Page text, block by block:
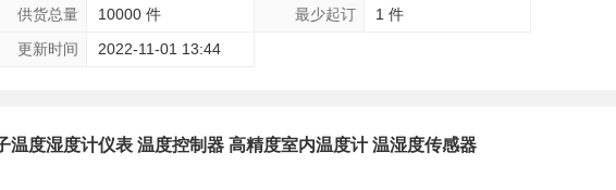
供货总量 10000 件 最少起订
1 件
更新时间
2022-11-01 13:44
温度湿度计仪表 温度控制器 高精度室内温度计 温湿度传感器